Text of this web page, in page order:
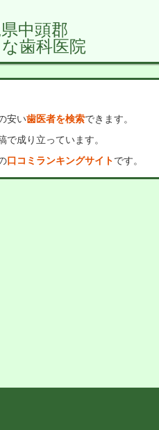
中頭郡
歯科医院
安い歯医者を検索できます。
で成り立っています。
口コミランキングサイトです。